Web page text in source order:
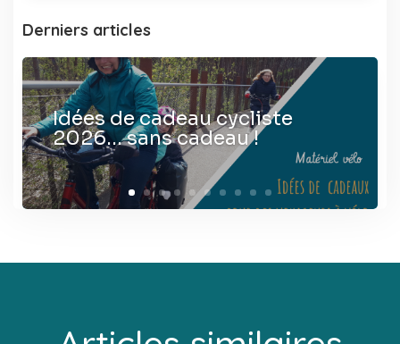
Derniers articles
Idées de cadeau cycliste
2026… sans cadeau !